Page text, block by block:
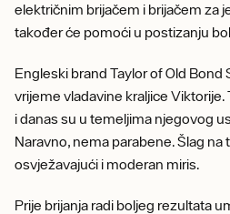
električnim brijačem i brijačem za
također će pomoći u postizanju
Engleski brand Taylor of Old Bond
vrijeme vladavine kraljice Viktorije.
i danas su u temeljima njegovog
Naravno, nema parabene. Šlag
osvježavajući i moderan miris.
Prije brijanja radi boljeg rezultata